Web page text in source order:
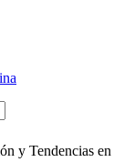
y Tendencias